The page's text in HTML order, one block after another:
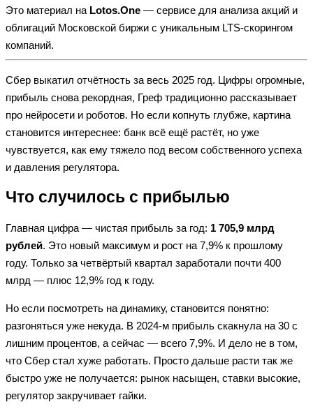
Это материал на Lotos.One — сервисе для анализа акций и
облигаций Московской биржи с уникальным LTS-скорингом
компаний.
Сбер выкатил отчётность за весь 2025 год. Цифры огромные,
прибыль снова рекордная, Греф традиционно рассказывает
про нейросети и роботов. Но если копнуть глубже, картина
становится интереснее: банк всё ещё растёт, но уже
чувствуется, как ему тяжело под весом собственного успеха
и давления регулятора.
Что случилось с прибылью
Главная цифра — чистая прибыль за год: 1 705,9 млрд
рублей. Это новый максимум и рост на 7,9% к прошлому
году. Только за четвёртый квартал заработали почти 400
млрд — плюс 12,9% год к году.
Но если посмотреть на динамику, становится понятно:
разгоняться уже некуда. В 2024-м прибыль скакнула на 30 с
лишним процентов, а сейчас — всего 7,9%. И дело не в том,
что Сбер стал хуже работать. Просто дальше расти так же
быстро уже не получается: рынок насыщен, ставки высокие,
регулятор закручивает гайки.